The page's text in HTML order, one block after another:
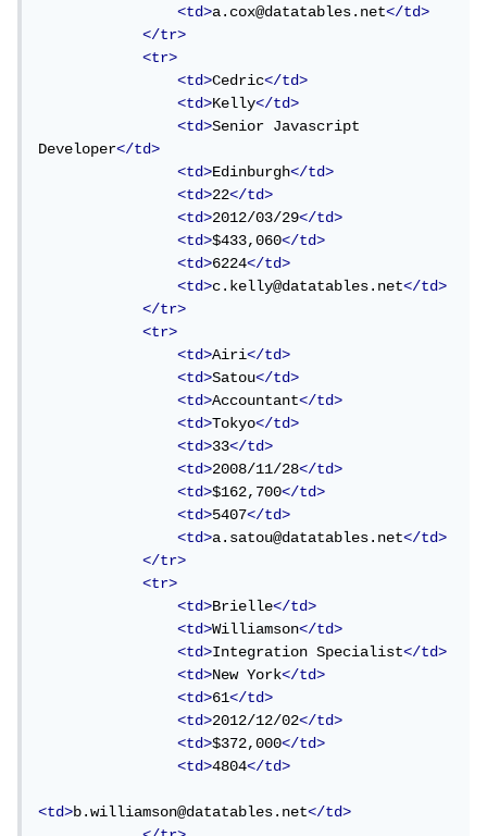
<td>a.cox@datatables.net</td>
</tr>
<tr>
<td>Cedric</td>
<td>Kelly</td>
<td>Senior Javascript
Developer</td>
<td>Edinburgh</td>
<td>22</td>
<td>2012/03/29</td>
<td>$433,060</td>
<td>6224</td>
<td>c.kelly@datatables.net</td>
</tr>
<tr>
<td>Airi</td>
<td>Satou</td>
<td>Accountant</td>
<td>Tokyo</td>
<td>33</td>
<td>2008/11/28</td>
<td>$162,700</td>
<td>5407</td>
<td>a.satou@datatables.net</td>
</tr>
<tr>
<td>Brielle</td>
<td>Williamson</td>
<td>Integration Specialist</td>
<td>New York</td>
<td>61</td>
<td>2012/12/02</td>
<td>$372,000</td>
<td>4804</td>
<td>b.williamson@datatables.net</td>